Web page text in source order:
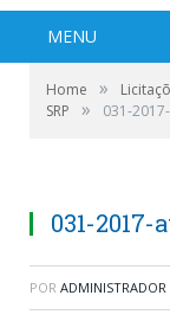
MENU
Home »
SRP
» 031-
031-2017-
POR ADMINISTRADOR